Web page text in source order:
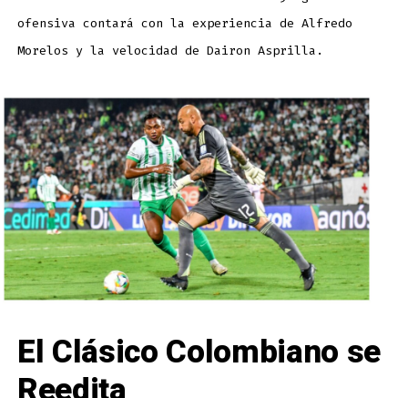
ofensiva contará con la experiencia de Alfredo
Morelos y la velocidad de Dairon Asprilla.
El Clásico Colombiano se